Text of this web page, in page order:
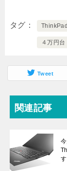
タグ ThinkPad
４万円台
Tweet
関連記事
す